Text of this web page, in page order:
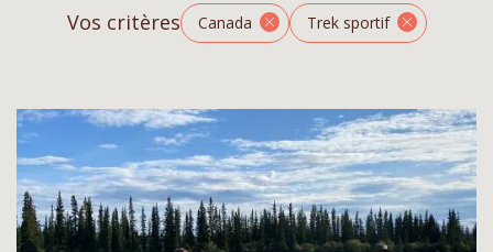
Vos critères Canada Trek sportif